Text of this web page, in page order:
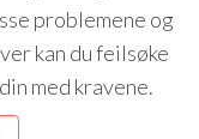
problemene og
kan du feilsøke
med kravene.